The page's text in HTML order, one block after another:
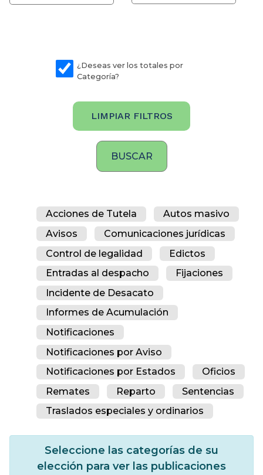
¿Deseas ver los totales por
Categoría?
LIMPIAR FILTROS
Acciones de Tutela
Autos masivo
Avisos
Comunicaciones jurídicas
Control de legalidad
Edictos
Entradas al despacho
Fijaciones
Incidente de Desacato
Informes de Acumulación
Notificaciones
Notificaciones por Aviso
Notificaciones por Estados
Oficios
Remates
Reparto
Sentencias
Traslados especiales y ordinarios
Seleccione las categorías de su
elección para ver las publicaciones